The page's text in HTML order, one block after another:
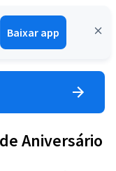
Baixar app
Entrar
Aniversário